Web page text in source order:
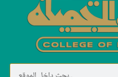
كلية الفنون الجميلة
جولاته الميدانية
الامتحانات النهائية